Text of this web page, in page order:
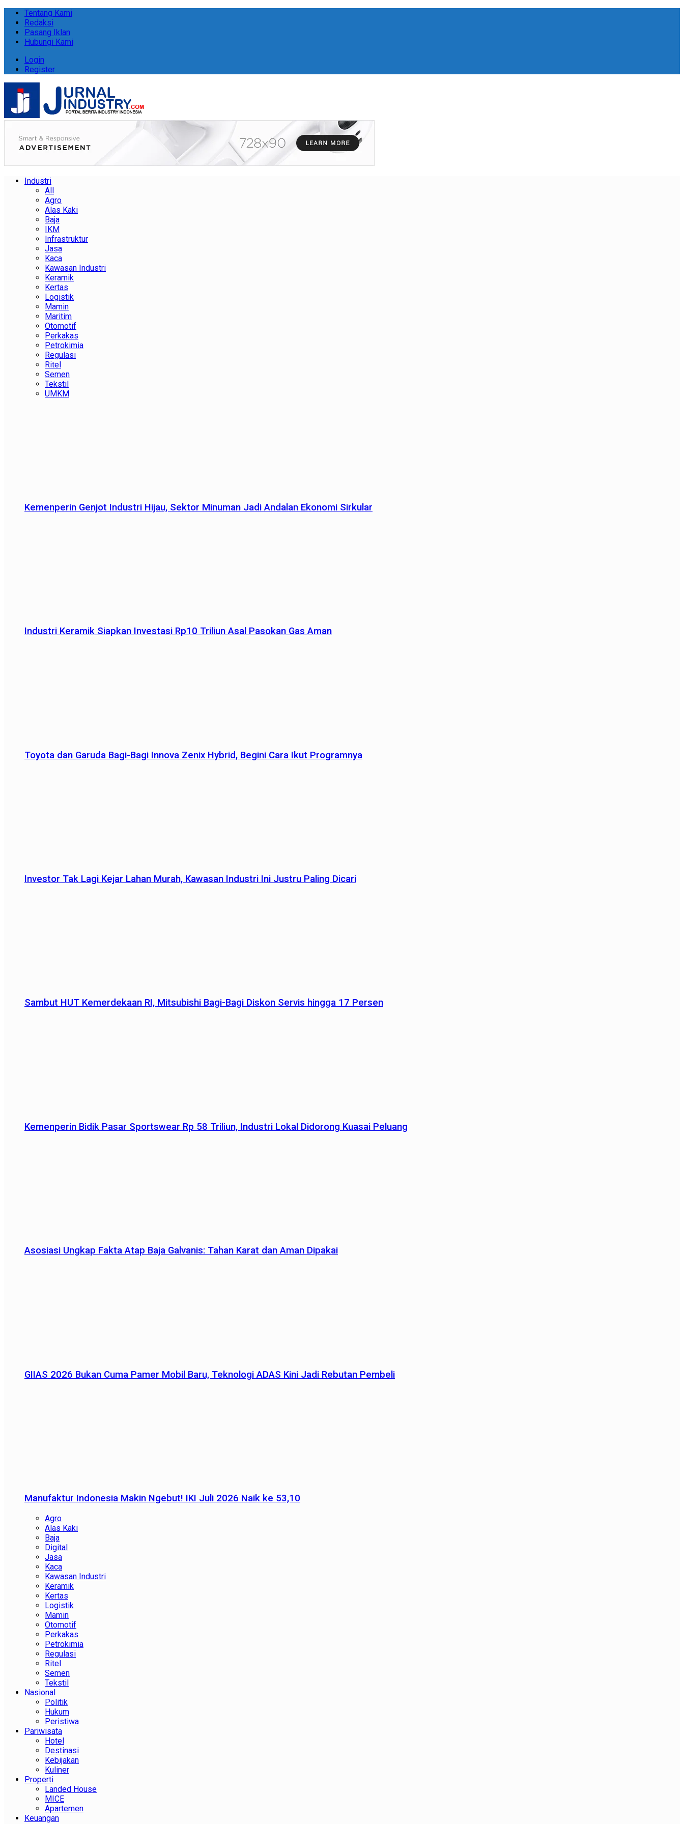
Tentang Kami
Redaksi
Pasang Iklan
Hubungi Kami
Login
Register
Industri
All
Agro
Alas Kaki
Baja
IKM
Infrastruktur
Jasa
Kaca
Kawasan Industri
Keramik
Kertas
Logistik
Mamin
Maritim
Otomotif
Perkakas
Petrokimia
Regulasi
Ritel
Semen
Tekstil
UMKM
Kemenperin Genjot Industri Hijau, Sektor Minuman Jadi Andalan Ekonomi Sirkular
Industri Keramik Siapkan Investasi Rp10 Triliun Asal Pasokan Gas Aman
Toyota dan Garuda Bagi-Bagi Innova Zenix Hybrid, Begini Cara Ikut Programnya
Investor Tak Lagi Kejar Lahan Murah, Kawasan Industri Ini Justru Paling Dicari
Sambut HUT Kemerdekaan RI, Mitsubishi Bagi-Bagi Diskon Servis hingga 17 Persen
Kemenperin Bidik Pasar Sportswear Rp 58 Triliun, Industri Lokal Didorong Kuasai Peluang
Asosiasi Ungkap Fakta Atap Baja Galvanis: Tahan Karat dan Aman Dipakai
GIIAS 2026 Bukan Cuma Pamer Mobil Baru, Teknologi ADAS Kini Jadi Rebutan Pembeli
Manufaktur Indonesia Makin Ngebut! IKI Juli 2026 Naik ke 53,10
Agro
Alas Kaki
Baja
Digital
Jasa
Kaca
Kawasan Industri
Keramik
Kertas
Logistik
Mamin
Otomotif
Perkakas
Petrokimia
Regulasi
Ritel
Semen
Tekstil
Nasional
Politik
Hukum
Peristiwa
Pariwisata
Hotel
Destinasi
Kebijakan
Kuliner
Properti
Landed House
MICE
Apartemen
Keuangan